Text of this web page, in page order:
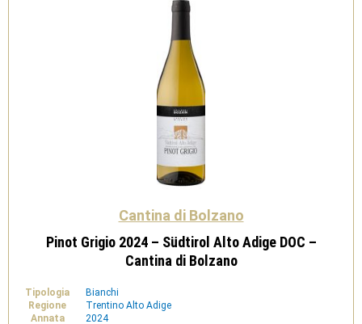
Cantina di Bolzano
Pinot Grigio 2024 – Südtirol Alto Adige DOC –
Cantina di Bolzano
Tipologia
Bianchi
Regione
Trentino Alto Adige
Annata
2024